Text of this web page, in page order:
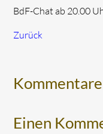
BdF-Chat ab 20.00
Zurück
Kommentare
Einen